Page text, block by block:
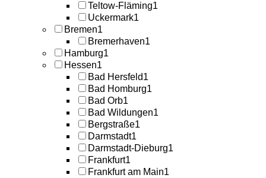
Teltow-Fläming1
Uckermark1
Bremen1
Bremerhaven1
Hamburg1
Hessen1
Bad Hersfeld1
Bad Homburg1
Bad Orb1
Bad Wildungen1
Bergstraße1
Darmstadt1
Darmstadt-Dieburg1
Frankfurt1
Frankfurt am Main1